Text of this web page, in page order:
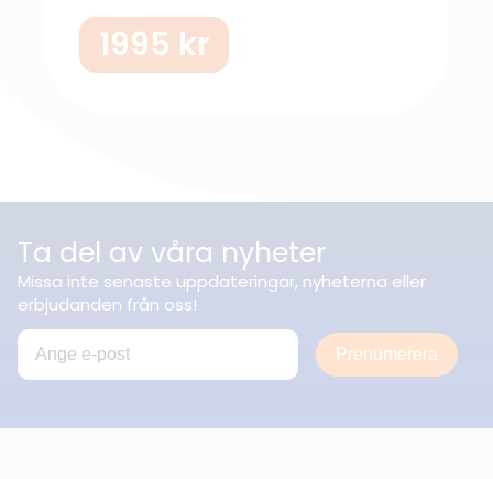
1995 kr
Ta del av våra nyheter
Missa inte senaste uppdateringar, nyheterna eller
erbjudanden från oss!
Prenumerera